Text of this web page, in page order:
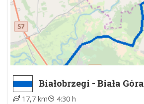
Białobrzegi - Biała Góra
17,7 km 4:30 h